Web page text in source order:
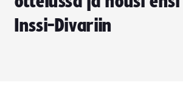
Inssi-Divariin